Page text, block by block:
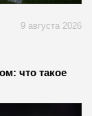
9 августа 2026
что такое